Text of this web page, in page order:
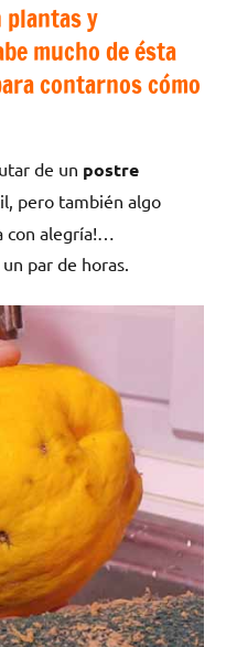
plantas y
mucho de ésta
contarnos cómo
de un postre
pero también algo
con alegría!…
par de horas.